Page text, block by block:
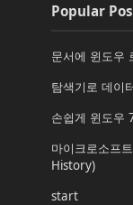
Popular
문서에 윈도우
탐색기로 데이
손쉽게 윈도우
마이크로소프
History)
start